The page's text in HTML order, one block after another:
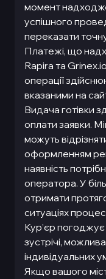
момент
успішного
переказати
Платежі, що
Rapira та
операції
вказаними на
Видача готівки
оплати заявки.
можуть
оформленням
наявність
оператора. У
отримати
ситуаціях
Кур’єр погоджує
зустрічі,
індивідуальних
Якщо вашого